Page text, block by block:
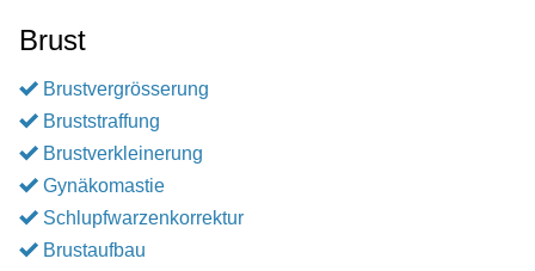
Brust
Brustvergrösserung
Bruststraffung
Brustverkleinerung
Gynäkomastie
Schlupfwarzenkorrektur
Brustaufbau